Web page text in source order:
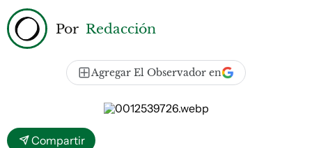
Por Redacción
Agregar El Observador en
Compartir